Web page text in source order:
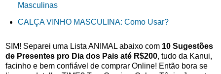
Masculinas
CALÇA VINHO MASCULINA: Como Usar?
SIM! Separei uma Lista ANIMAL abaixo com 10 Sugestões
de Presentes pro Dia dos Pais até R$200, tudo da Kanui,
facinho e bem confiável de comprar Online! Então bora se